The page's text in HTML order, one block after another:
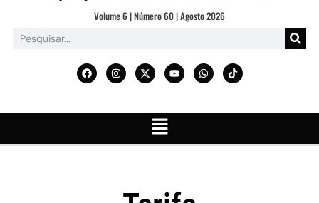
Volume 6 | Número 60 | Agosto 2026